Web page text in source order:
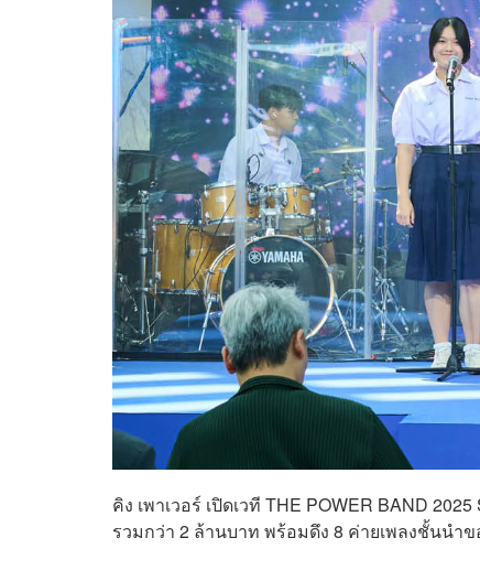
คิง เพาเวอร์ เปิดเวที THE POWER BAND
รวมกว่า 2 ล้านบาท พร้อมดึง 8 ค่ายเพลงชั้นนำ